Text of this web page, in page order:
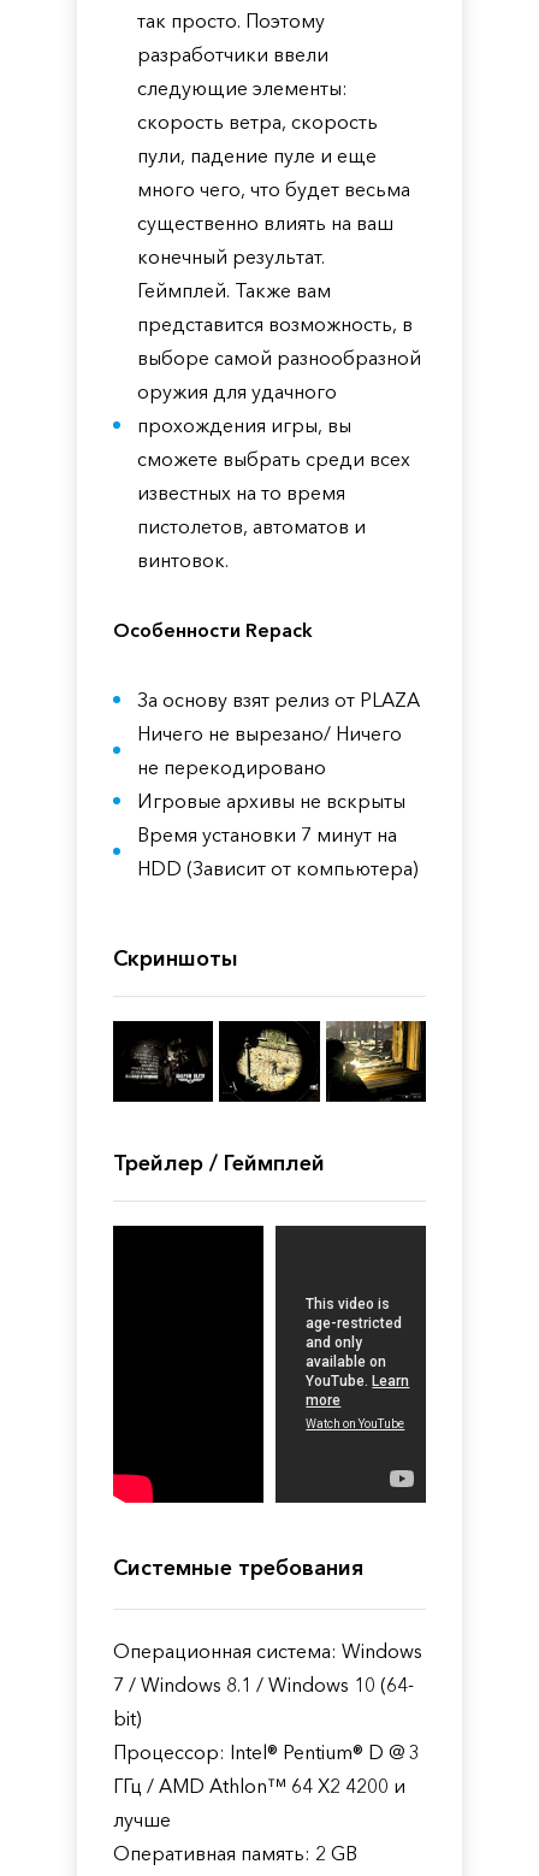
так просто. Поэтому
разработчики ввели
следующие элементы:
скорость ветра, скорость
пули, падение пуле и еще
много чего, что будет весьма
существенно влиять на ваш
конечный результат.
Геймплей. Также вам
представится возможность, в
выборе самой разнообразной
оружия для удачного
прохождения игры, вы
сможете выбрать среди всех
известных на то время
пистолетов, автоматов и
винтовок.
Особенности Repack
За основу взят релиз от PLAZA
Ничего не вырезано/ Ничего
не перекодировано
Игровые архивы не вскрыты
Время установки 7 минут на
HDD (Зависит от компьютера)
Скриншоты
Трейлер / Геймплей
Системные требования
Операционная система: Windows
7 / Windows 8.1 / Windows 10 (64-
bit)
Процессор: Intel® Pentium® D @ 3
ГГц / AMD Athlon™ 64 X2 4200 и
лучше
Оперативная память: 2 GB